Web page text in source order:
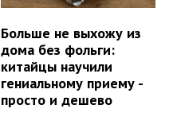
Больше не выхожу из
дома без фольги:
китайцы научили
гениальному приему -
просто и дешево